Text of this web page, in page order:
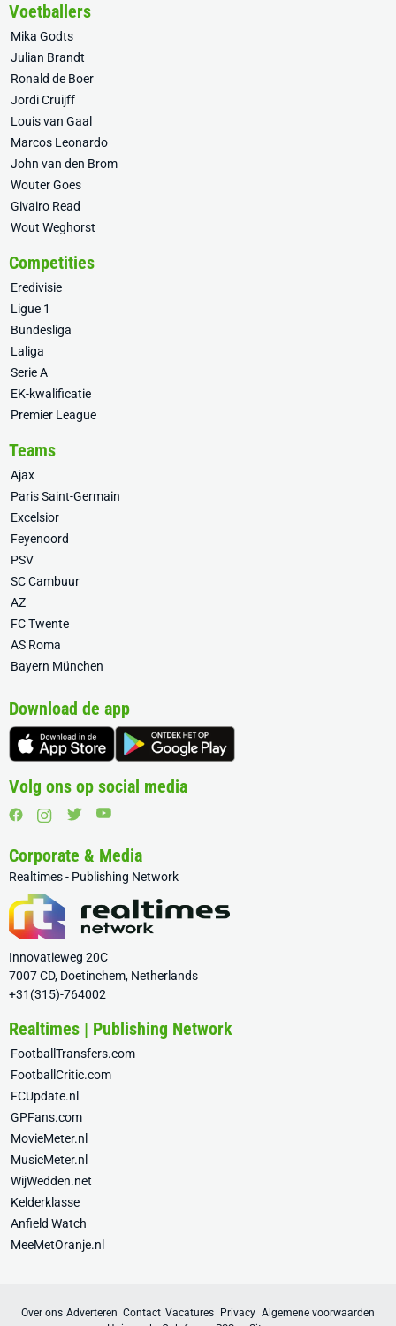
Voetballers
Mika Godts
Julian Brandt
Ronald de Boer
Jordi Cruijff
Louis van Gaal
Marcos Leonardo
John van den Brom
Wouter Goes
Givairo Read
Wout Weghorst
Competities
Eredivisie
Ligue 1
Bundesliga
Laliga
Serie A
EK-kwalificatie
Premier League
Teams
Ajax
Paris Saint-Germain
Excelsior
Feyenoord
PSV
SC Cambuur
AZ
FC Twente
AS Roma
Bayern München
Download de app
Volg ons op social media
Corporate & Media
Realtimes - Publishing Network
Innovatieweg 20C
7007 CD, Doetinchem, Netherlands
+31(315)-764002
Realtimes | Publishing Network
FootballTransfers.com
FootballCritic.com
FCUpdate.nl
GPFans.com
MovieMeter.nl
MusicMeter.nl
WijWedden.net
Kelderklasse
Anfield Watch
MeeMetOranje.nl
Over ons Adverteren Contact Vacatures Privacy Algemene voorwaarden